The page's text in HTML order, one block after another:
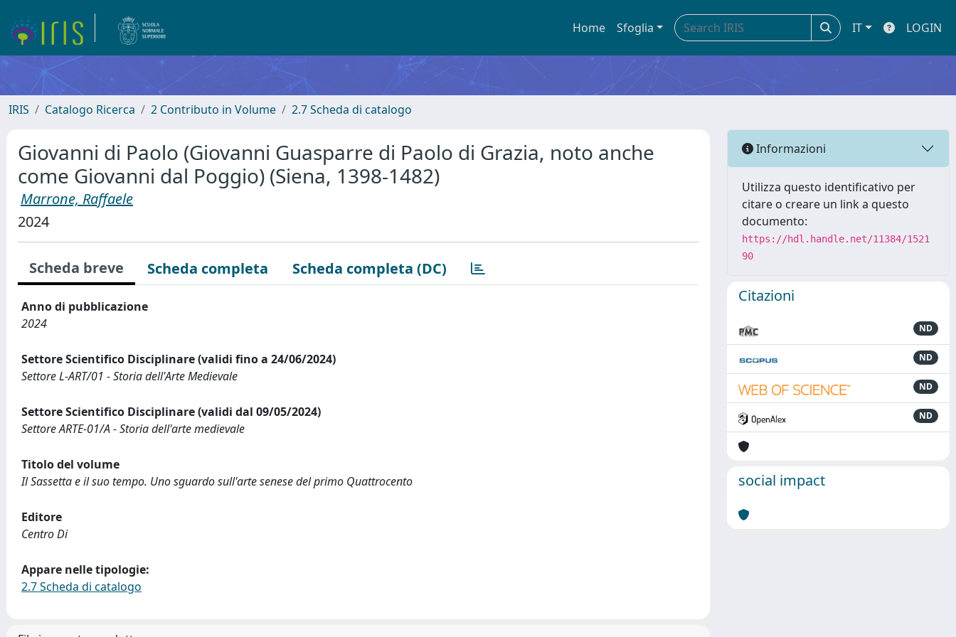
Home Sfoglia IT LOGIN
IRIS Catalogo Ricerca 2 Contributo in Volume 2.7 Scheda di catalogo
Giovanni di Paolo (Giovanni Guasparre di Paolo di Grazia, noto anche
come Giovanni dal Poggio) (Siena, 1398-1482)
Marrone, Raffaele
2024
Scheda breve Scheda completa Scheda completa (DC)
Anno di pubblicazione
2024
Settore Scientifico Disciplinare (validi fino a 24/06/2024)
Settore L-ART/01 - Storia dell'Arte Medievale
Settore Scientifico Disciplinare (validi dal 09/05/2024)
Settore ARTE-01/A - Storia dell'arte medievale
Titolo del volume
Il Sassetta e il suo tempo. Uno sguardo sull'arte senese del primo Quattrocento
Editore
Centro Di
Appare nelle tipologie:
2.7 Scheda di catalogo
Informazioni
Utilizza questo identificativo per
citare o creare un link a questo
documento:
https://hdl.handle.net/11384/1521
90
Citazioni
ND
ND
ND
ND
social impact